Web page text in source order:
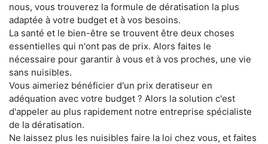
nous, vous trouverez la formule de dératisation la plus
adaptée à votre budget et à vos besoins.
La santé et le bien-être se trouvent être deux choses
essentielles qui n'ont pas de prix. Alors faites le
nécessaire pour garantir à vous et à vos proches, une vie
sans nuisibles.
Vous aimeriez bénéficier d'un prix deratiseur en
adéquation avec votre budget ? Alors la solution c'est
d'appeler au plus rapidement notre entreprise spécialiste
de la dératisation.
Ne laissez plus les nuisibles faire la loi chez vous, et faites